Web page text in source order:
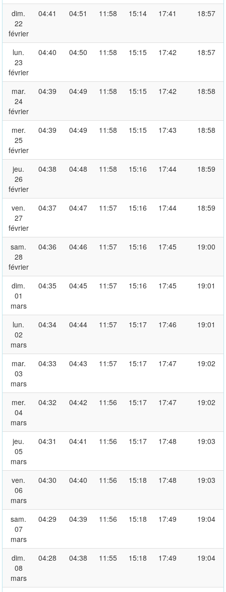
dim.
22
février
04:41 04:51 11:58 15:14 17:41 18:57
lun.
23
février
04:40 04:50 11:58 15:15 17:42 18:57
mar.
24
février
04:39 04:49 11:58 15:15 17:42 18:58
mer.
25
février
04:39 04:49 11:58 15:15 17:43 18:58
jeu.
26
février
04:38 04:48 11:58 15:16 17:44 18:59
ven.
27
février
04:37 04:47 11:57 15:16 17:44 18:59
sam.
28
février
04:36 04:46 11:57 15:16 17:45 19:00
dim.
01
mars
04:35 04:45 11:57 15:16 17:45 19:01
lun.
02
mars
04:34 04:44 11:57 15:17 17:46 19:01
mar.
03
mars
04:33 04:43 11:57 15:17 17:47 19:02
mer.
04
mars
04:32 04:42 11:56 15:17 17:47 19:02
jeu.
05
mars
04:31 04:41 11:56 15:17 17:48 19:03
ven.
06
mars
04:30 04:40 11:56 15:18 17:48 19:03
sam.
07
mars
04:29 04:39 11:56 15:18 17:49 19:04
dim.
08
mars
04:28 04:38 11:55 15:18 17:49 19:04